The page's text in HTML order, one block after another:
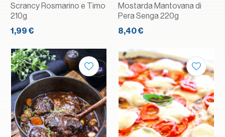
Scrancy Rosmarino e Timo
210g
1,99 €
Mostarda Mantovana di
Pera Senga 220g
8,40 €